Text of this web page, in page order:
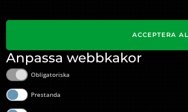
ACCEPTERA
Anpassa webbkakor
Obligatoriska
Prestanda